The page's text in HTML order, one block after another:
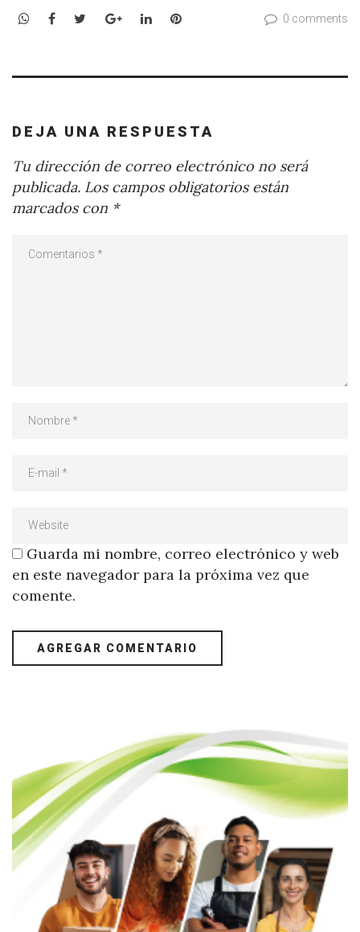
WhatsApp
Facebook
TwitterGoogle+LinkedInPinterest 0 comments
DEJA UNA RESPUESTA
Tu dirección de correo electrónico no será
publicada. Los campos obligatorios están
marcados con *
Guarda mi nombre, correo electrónico y web
en este navegador para la próxima vez que
comente.